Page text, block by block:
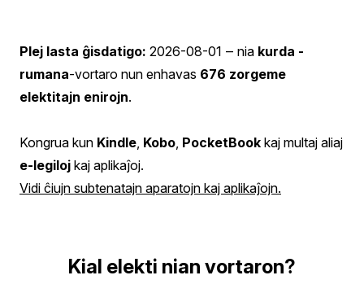
Plej lasta ĝisdatigo: 2026-08-01 ‒ nia kurda -
rumana-vortaro nun enhavas 676 zorgeme
elektitajn enirojn.
Kongrua kun Kindle Kobo PocketBook kaj multaj aliaj
e‑legiloj kaj aplikaĵoj.
Vidi ĉiujn subtenatajn aparatojn kaj aplikaĵojn.
Kial elekti nian vortaron?